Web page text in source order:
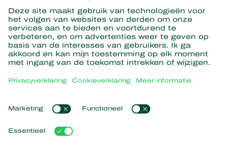
Hier aanmelden
Partners with Nature
Roofmijten
Roofinsecten
Nuttige nematoden
Nuttige micro-organismen
Gewasbescherming
Nieuws en informatie
Duurzaamheid
Werken bij Koppert
Populaire links
Ervaringen van klanten